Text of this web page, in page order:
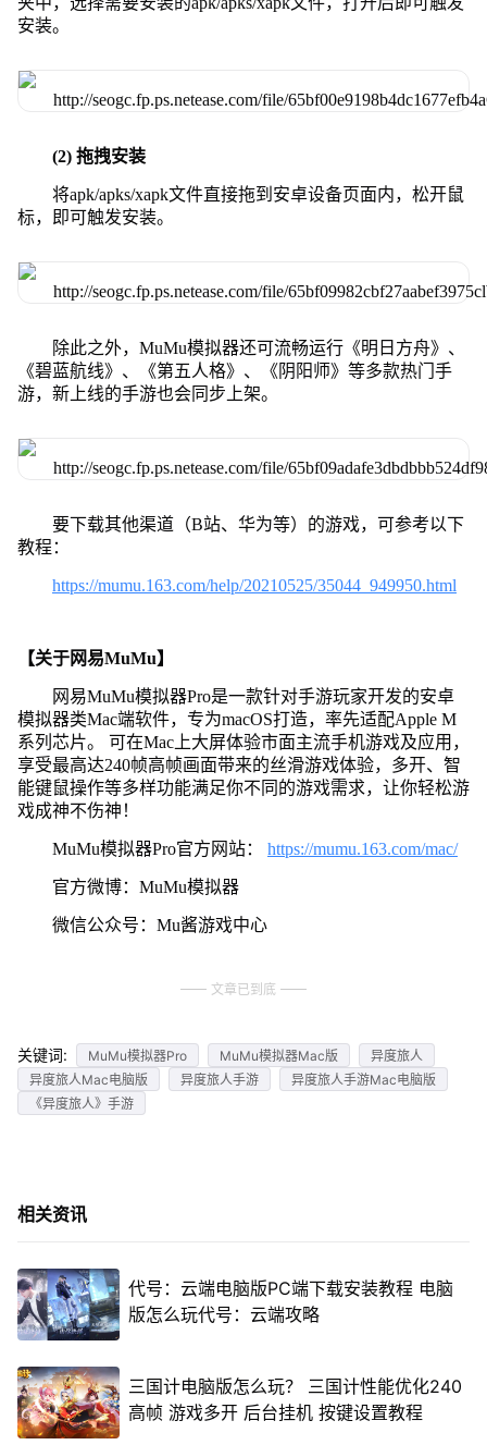
安装。
(2) 拖拽安装
将apk/apks/xapk文件直接拖到安卓设备页面内，松开鼠
标，即可触发安装。
除此之外，MuMu模拟器还可流畅运行《明日方舟》、
《碧蓝航线》、《第五人格》、《阴阳师》等多款热门手
游，新上线的手游也会同步上架。
要下载其他渠道（B站、华为等）的游戏，可参考以下
教程：
https://mumu.163.com/help/20210525/35044_949950.html
【关于网易MuMu】
网易MuMu模拟器Pro是一款针对手游玩家开发的安卓
模拟器类Mac端软件，专为macOS打造，率先适配Apple M
系列芯片。 可在Mac上大屏体验市面主流手机游戏及应用，
享受最高达240帧高帧画面带来的丝滑游戏体验，多开、智
能键鼠操作等多样功能满足你不同的游戏需求，让你轻松游
戏成神不伤神！
MuMu模拟器Pro官方网站： https://mumu.163.com/mac/
官方微博：MuMu模拟器
微信公众号：Mu酱游戏中心
文章已到底
关键词: MuMu模拟器Pro MuMu模拟器Mac版
异度旅人
异度旅人Mac电脑版
异度旅人手游
异度旅人手游Mac电脑版
《异度旅人》手游
相关资讯
代号：云端电脑版PC端下载安装教程 电脑
版怎么玩代号：云端攻略
三国计电脑版怎么玩？ 三国计性能优化240
高帧 游戏多开 后台挂机 按键设置教程